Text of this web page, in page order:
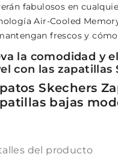
fabulosos en
Air-Cooled
frescos y
la comodidad y
con las zapatillas
Skechers
bajas
del producto